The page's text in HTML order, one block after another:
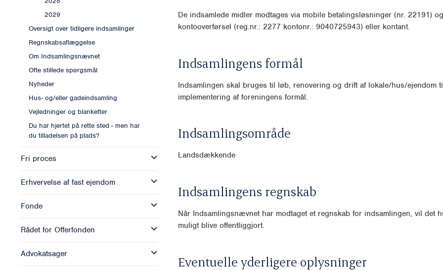
2029
Oversigt over tidligere indsamlinger
Regnskabsaflæggelse
Om Indsamlingsnævnet
Ofte stillede spørgsmål
Nyheder
Hus- og/eller gadeindsamling
Vejledninger og blanketter
Du har hjertet på rette sted - men har
du tilladelsen på plads?
Fri proces
Erhvervelse af fast ejendom
Fonde
Rådet for Offerfonden
Advokatsager
De indsamlede midler modtages via mobile betalingsløsninger (nr. 22191) og
kontooverførsel (reg.nr.: 2277 kontonr.: 9040725943) eller kontant.
Indsamlingens formål
Indsamlingen skal bruges til løb, renovering og drift af lokale/hus/ejendom
implementering af foreningens formål.
Indsamlingsområde
Landsdækkende
Indsamlingens regnskab
Når Indsamlingsnævnet har modtaget et regnskab for indsamlingen, vil det
muligt blive offentliggjort.
Eventuelle yderligere oplysninger